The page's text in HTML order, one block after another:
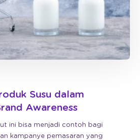
Susu dalam
Awareness
ini bisa menjadi contoh bagi
kampanye pemasaran yang